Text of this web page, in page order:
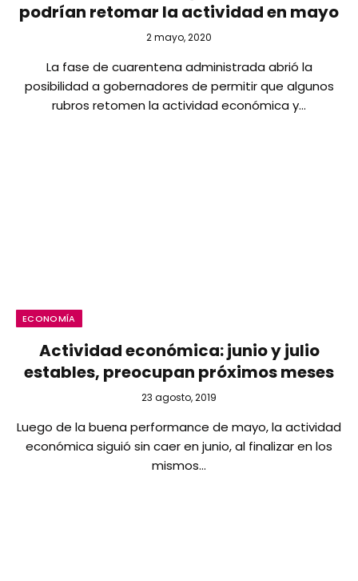
podrían retomar la actividad en mayo
2 mayo, 2020
La fase de cuarentena administrada abrió la
posibilidad a gobernadores de permitir que algunos
rubros retomen la actividad económica y…
ECONOMÍA
Actividad económica: junio y julio
estables, preocupan próximos meses
23 agosto, 2019
Luego de la buena performance de mayo, la actividad
económica siguió sin caer en junio, al finalizar en los
mismos…